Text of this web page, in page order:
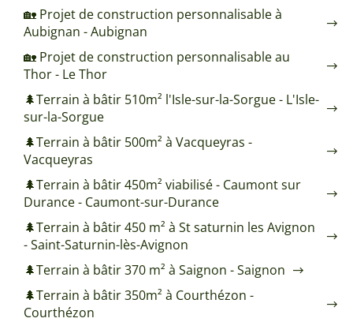
🏡 Projet de construction personnalisable à
Aubignan - Aubignan
🏡 Projet de construction personnalisable au
Thor - Le Thor
🌲Terrain à bâtir 510m² l'Isle-sur-la-Sorgue - L'Isle-
sur-la-Sorgue
🌲Terrain à bâtir 500m² à Vacqueyras -
Vacqueyras
🌲Terrain à bâtir 450m² viabilisé - Caumont sur
Durance - Caumont-sur-Durance
🌲Terrain à bâtir 450 m² à St saturnin les Avignon
- Saint-Saturnin-lès-Avignon
🌲Terrain à bâtir 370 m² à Saignon - Saignon
🌲Terrain à bâtir 350m² à Courthézon -
Courthézon